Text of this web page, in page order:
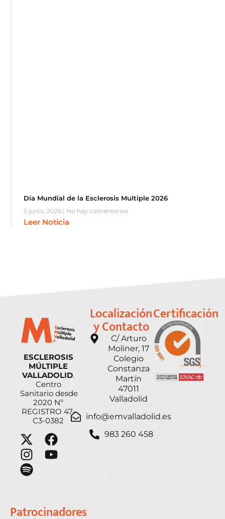
Día Mundial de la Esclerosis Multiple 2026
5 junio, 2026 No hay comentarios
Leer Noticia
ESCLEROSIS
MÚLTIPLE
VALLADOLID.
Centro
Sanitario desde
2020 Nº
REGISTRO 47-
C3-0382
Localización
y Contacto
C/ Arturo
Moliner, 17
Colegio
Constanza
Martín
47011
Valladolid
info@emvalladolid.es
983 260 458
Certificación
Patrocinadores